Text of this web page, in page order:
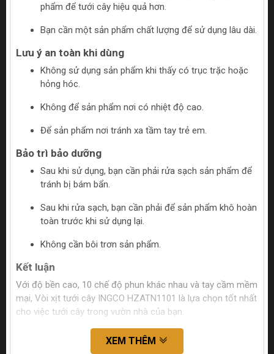
phẩm để tưới cây hiệu quả hơn.
Bạn cần một sản phẩm chất lượng để sử dụng lâu dài.
Lưu ý an toàn khi dùng
Không sử dụng sản phẩm khi thấy có trục trặc hoặc
hỏng hóc.
Không để sản phẩm nơi có nhiệt độ cao.
Để sản phẩm nơi tránh xa tầm tay trẻ em.
Bảo trì bảo dưỡng
Sau khi sử dụng, bạn cần phải rửa sạch sản phẩm để
tránh bị bám bẩn.
Sau khi rửa sạch, bạn cần phải để sản phẩm khô hoàn
toàn trước khi sử dụng lại.
Không cần bôi trơn sản phẩm.
Kết luận
Với độ bền cao, 10 chế độ phun khác nhau và tay cầm mềm
mại, Vòi xịt tưới cây INGCO HZATN1101 là lựa chọn tốt nhất
cho việc tưới cây trong vườn nhà của bạn.
XEM THÊM